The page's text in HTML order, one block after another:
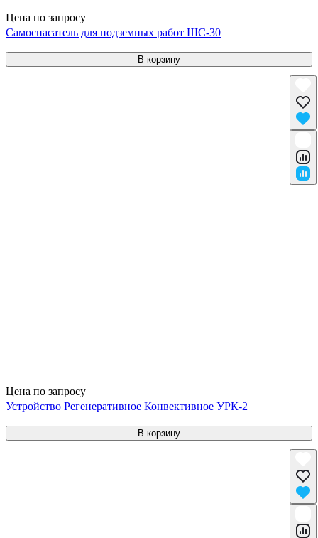
Цена по запросу
Самоспасатель для подземных работ ШС-30
В корзину
Цена по запросу
Устройство Регенеративное Конвективное УРК-2
В корзину